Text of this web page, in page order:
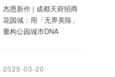
杰恩新作 | 成都天府招商
花园城：用「无界美陈」
重构公园城市DNA
2025-03-20